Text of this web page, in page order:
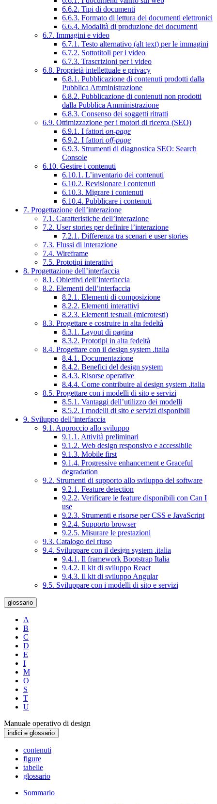
6.6.2. Tipi di documenti
6.6.3. Formato di lettura dei documenti elettronici
6.6.4. Modalità di produzione dei documenti
6.7. Immagini e video
6.7.1. Testo alternativo (alt text) per le immagini
6.7.2. Sottotitoli per i video
6.7.3. Trascrizioni per i video
6.8. Proprietà intellettuale e privacy
6.8.1. Pubblicazione di contenuti prodotti dalla
Pubblica Amministrazione
6.8.2. Pubblicazione di contenuti non prodotti
dalla Pubblica Amministrazione
6.8.3. Consenso dei soggetti ritratti
6.9. Ottimizzazione per i motori di ricerca (SEO)
6.9.1. I fattori on-page
6.9.2. I fattori off-page
6.9.3. Strumenti di diagnostica SEO: Search
Console
6.10. Gestire i contenuti
6.10.1. L’inventario dei contenuti
6.10.2. Revisionare i contenuti
6.10.3. Migrare i contenuti
6.10.4. Pubblicare i contenuti
7. Progettazione dell’interazione
7.1. Caratteristiche dell’interazione
7.2. User stories per definire l’interazione
7.2.1. Differenza tra scenari e user stories
7.3. Flussi di interazione
7.4. Wireframe
7.5. Prototipi interattivi
8. Progettazione dell’interfaccia
8.1. Obiettivi dell’interfaccia
8.2. Elementi dell’interfaccia
8.2.1. Elementi di composizione
8.2.2. Elementi interattivi
8.2.3. Elementi testuali (microtesti)
8.3. Progettare e costruire in alta fedeltà
8.3.1. Layout di pagina
8.3.2. Prototipi in alta fedeltà
8.4. Progettare con il design system .italia
8.4.1. Documentazione
8.4.2. Benefici del design system
8.4.3. Risorse operative
8.4.4. Come contribuire al design system .italia
8.5. Progettare con i modelli di sito e servizi
8.5.1. Vantaggi dell’utilizzo dei modelli
8.5.2. I modelli di sito e servizi disponibili
9. Sviluppo dell’interfaccia
9.1. Approccio allo sviluppo
9.1.1. Attività preliminari
9.1.2. Web design responsivo e accessibile
9.1.3. Mobile first
9.1.4. Progressive enhancement e Graceful
degradation
9.2. Strumenti di supporto allo sviluppo del software
9.2.1. Feature detection
9.2.2. Verificare le feature disponibili con Can I
use
9.2.3. Strumenti e risorse per CSS e JavaScript
9.2.4. Supporto browser
9.2.5. Misurare le prestazioni
9.3. Catalogo del riuso
9.4. Sviluppare con il design system .italia
9.4.1. Il framework Bootstrap Italia
9.4.2. Il kit di sviluppo React
9.4.3. Il kit di sviluppo Angular
9.5. Sviluppare con i modelli di sito e servizi
glossario
A
B
C
D
E
I
M
O
S
T
U
Manuale operativo di design
indici e glossario
contenuti
figure
tabelle
glossario
Sommario